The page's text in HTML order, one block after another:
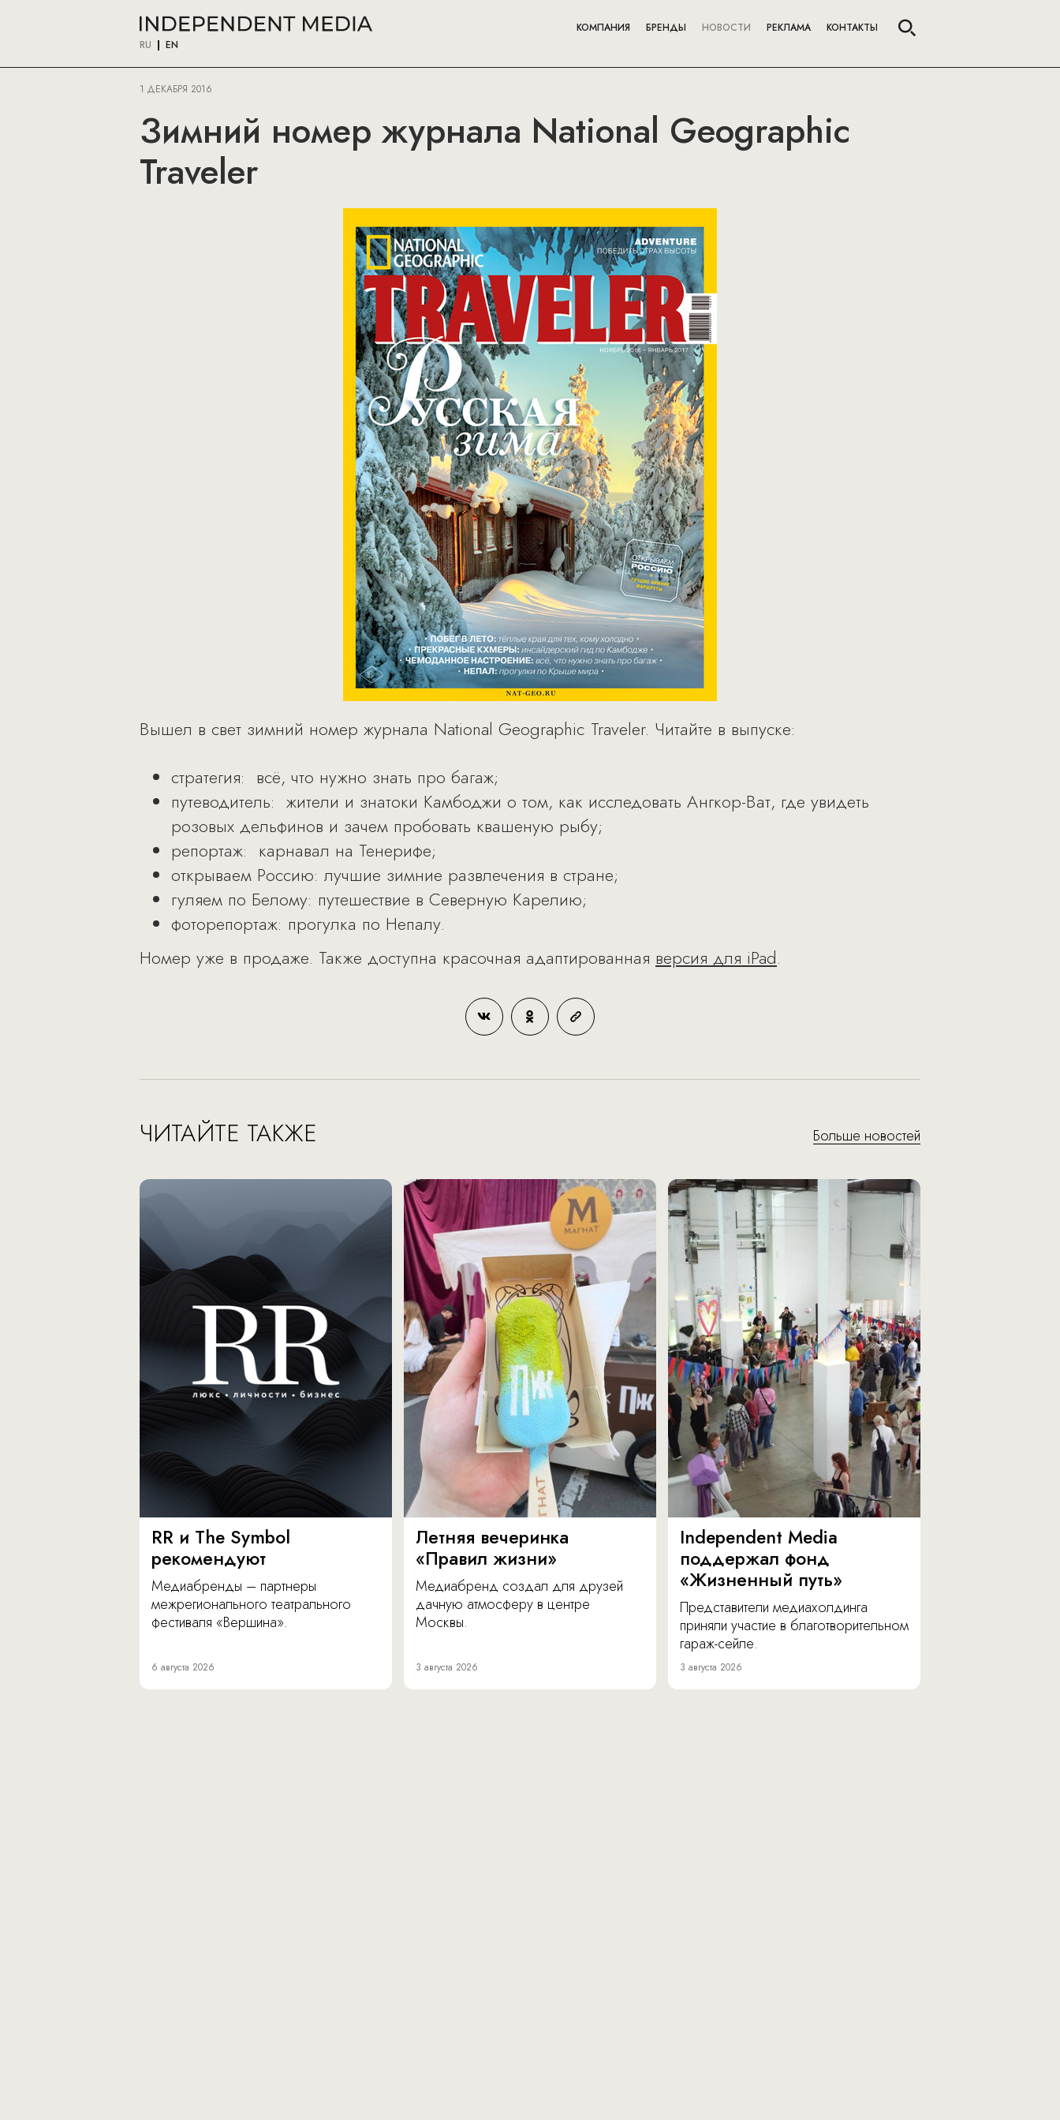
RU EN
КОМПАНИЯ БРЕНДЫ НОВОСТИ РЕКЛАМА КОНТАКТЫ
1 ДЕКАБРЯ 2016
Зимний номер журнала National Geographic
Traveler
Вышел в свет зимний номер журнала National Geographic Traveler. Читайте в выпуске:
стратегия: всё, что нужно знать про багаж;
путеводитель: жители и знатоки Камбоджи о том, как исследовать Ангкор-Ват, где увидеть
розовых дельфинов и зачем пробовать квашеную рыбу;
репортаж: карнавал на Тенерифе;
открываем Россию: лучшие зимние развлечения в стране;
гуляем по Белому: путешествие в Северную Карелию;
фоторепортаж: прогулка по Непалу.
Номер уже в продаже. Также доступна красочная адаптированная версия для iPad.
ЧИТАЙТЕ ТАКЖЕ Больше новостей
RR и The Symbol
рекомендуют
Медиабренды – партнеры
межрегионального театрального
фестиваля «Вершина».
6 августа 2026
Летняя вечеринка
«Правил жизни»
Медиабренд создал для друзей
дачную атмосферу в центре
Москвы.
3 августа 2026
Independent Media
поддержал фонд
«Жизненный путь»
Представители медиахолдинга
приняли участие в благотворительном
гараж-сейле.
3 августа 2026